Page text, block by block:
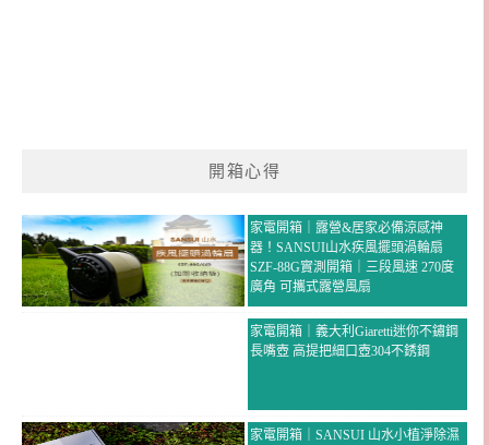
開箱心得
家電開箱｜露營&居家必備涼感神
器！SANSUI山水疾風擺頭渦輪扇
SZF-88G實測開箱｜三段風速 270度
廣角 可攜式露營風扇
家電開箱｜義大利Giaretti迷你不鏽鋼
長嘴壺 高提把細口壺304不銹鋼
家電開箱｜SANSUI 山水小植淨除濕